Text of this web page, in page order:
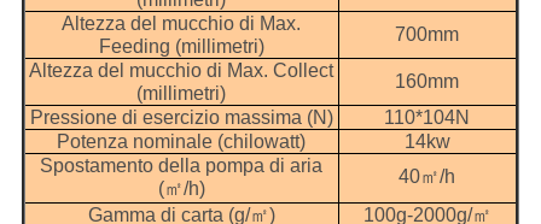
Altezza del mucchio di Max.
Feeding (millimetri)
700mm
Altezza del mucchio di Max. Collect
(millimetri)
160mm
Pressione di esercizio massima (N)
110*104N
Potenza nominale (chilowatt)
14kw
Spostamento della pompa di aria
(㎡/h)
40㎡/h
Gamma di carta (g/㎡)
100g-2000g/㎡